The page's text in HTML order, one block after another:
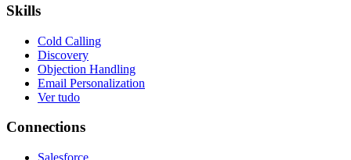
Skills
Cold Calling
Discovery
Objection Handling
Email Personalization
Ver tudo
Connections